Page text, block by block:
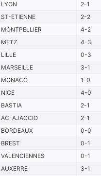
LYON 2-1
ST-ETIENNE 2-2
MONTPELLIER 4-2
METZ 4-3
LILLE 0-3
MARSEILLE 3-1
MONACO 1-0
NICE 4-0
BASTIA 2-1
AC-AJACCIO 2-1
BORDEAUX 0-0
BREST 0-1
VALENCIENNES 0-1
AUXERRE 3-1